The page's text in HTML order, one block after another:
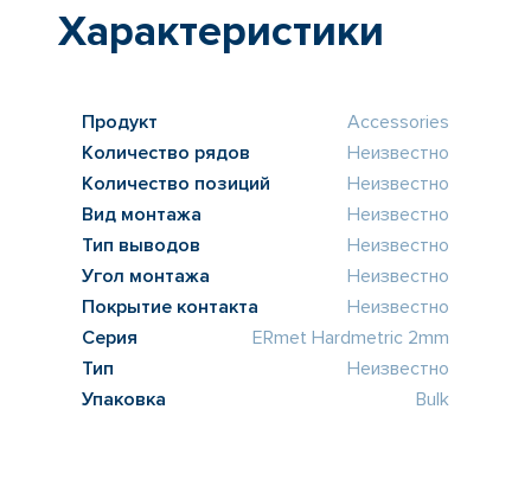
Характеристики
Продукт
Accessories
Количество рядов
Неизвестно
Количество позиций
Неизвестно
Вид монтажа
Неизвестно
Тип выводов
Неизвестно
Угол монтажа
Неизвестно
Покрытие контакта
Неизвестно
Серия
ERmet Hardmetric 2mm
Тип
Неизвестно
Упаковка
Bulk